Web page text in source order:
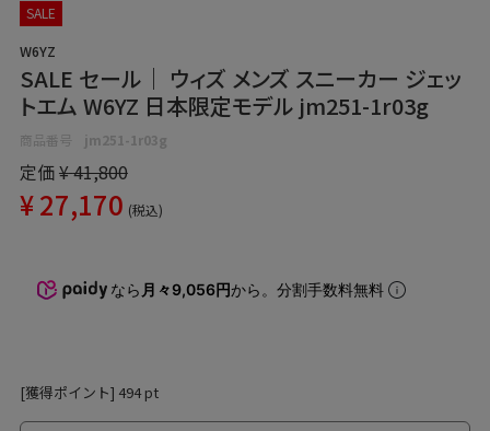
SALE
W6YZ
SALE セール｜ ウィズ メンズ スニーカー ジェッ
トエム W6YZ 日本限定モデル jm251-1r03g
商品番号 jm251-1r03g
定価¥41,800
¥27,170 税込
なら 月々9,056円から。分割手数料無料
[獲得ポイント] 494 pt